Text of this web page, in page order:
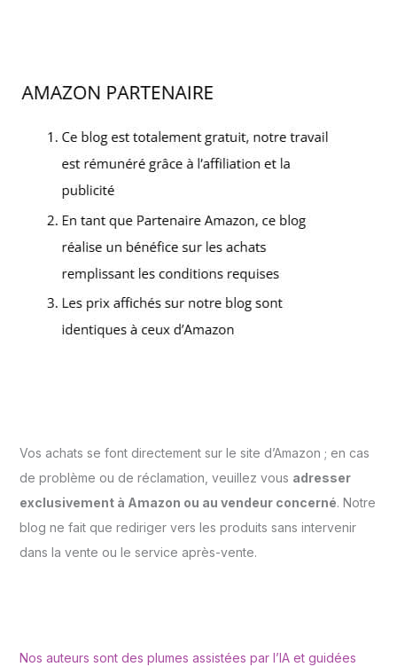
Vos achats se font directement sur le site d’Amazon ; en cas
de problème ou de réclamation, veuillez vous adresser
exclusivement à Amazon ou au vendeur concerné. Notre
blog ne fait que rediriger vers les produits sans intervenir
dans la vente ou le service après-vente.
Nos auteurs sont des plumes assistées par l’IA et guidées